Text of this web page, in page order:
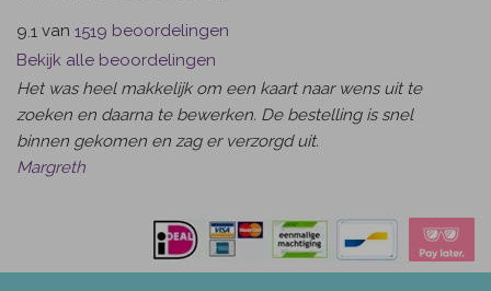
9.1 van 1519 beoordelingen
Bekijk alle beoordelingen
Het was heel makkelijk om een kaart naar wens uit te
zoeken en daarna te bewerken. De bestelling is snel
binnen gekomen en zag er verzorgd uit.
Margreth